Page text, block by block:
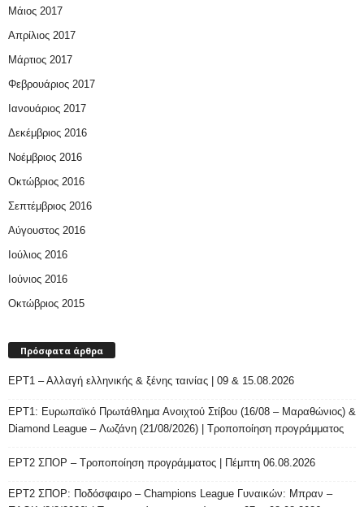
Μάιος 2017
Απρίλιος 2017
Μάρτιος 2017
Φεβρουάριος 2017
Ιανουάριος 2017
Δεκέμβριος 2016
Νοέμβριος 2016
Οκτώβριος 2016
Σεπτέμβριος 2016
Αύγουστος 2016
Ιούλιος 2016
Ιούνιος 2016
Οκτώβριος 2015
Πρόσφατα άρθρα
ΕΡΤ1 – Αλλαγή ελληνικής & ξένης ταινίας | 09 & 15.08.2026
ΕΡΤ1: Ευρωπαϊκό Πρωτάθλημα Ανοιχτού Στίβου (16/08 – Μαραθώνιος) &
Diamond League – Λωζάνη (21/08/2026) | Τροποποίηση προγράμματος
ΕΡΤ2 ΣΠΟΡ – Τροποποίηση προγράμματος | Πέμπτη 06.08.2026
ΕΡΤ2 ΣΠΟΡ: Ποδόσφαιρο – Champions League Γυναικών: Μπραν –